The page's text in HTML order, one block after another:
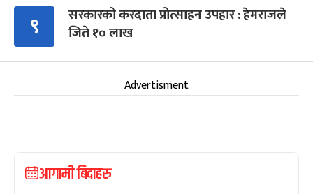
९
सरकारको करदाता प्रोत्साहन उपहार : हेमराजले
जिते १० लाख
Advertisment
आगामी बिदाहरु